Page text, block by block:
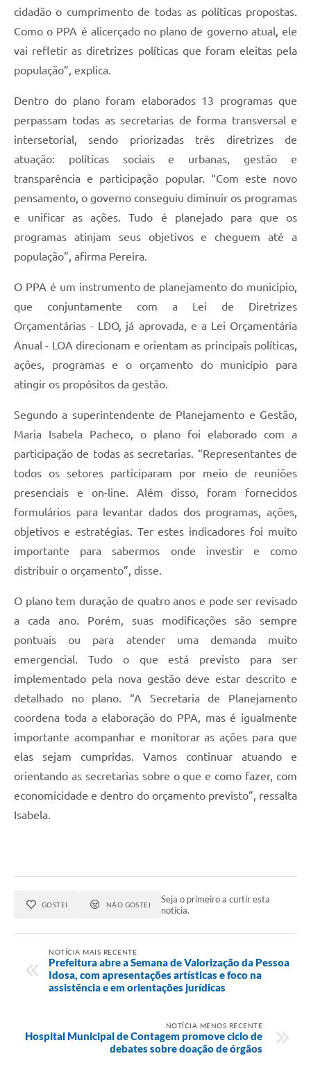
cidadão o cumprimento de todas as políticas propostas.
Como o PPA é alicerçado no plano de governo atual, ele
vai refletir as diretrizes políticas que foram eleitas pela
população”, explica.
Dentro do plano foram elaborados 13 programas que
perpassam todas as secretarias de forma transversal e
intersetorial, sendo priorizadas três diretrizes de
atuação: políticas sociais e urbanas, gestão e
transparência e participação popular. “Com este novo
pensamento, o governo conseguiu diminuir os programas
e unificar as ações. Tudo é planejado para que os
programas atinjam seus objetivos e cheguem até a
população”, afirma Pereira.
O PPA é um instrumento de planejamento do município,
que conjuntamente com a Lei de Diretrizes
Orçamentárias - LDO, já aprovada, e a Lei Orçamentária
Anual - LOA direcionam e orientam as principais políticas,
ações, programas e o orçamento do município para
atingir os propósitos da gestão.
Segundo a superintendente de Planejamento e Gestão,
Maria Isabela Pacheco, o plano foi elaborado com a
participação de todas as secretarias. “Representantes de
todos os setores participaram por meio de reuniões
presenciais e on-line. Além disso, foram fornecidos
formulários para levantar dados dos programas, ações,
objetivos e estratégias. Ter estes indicadores foi muito
importante para sabermos onde investir e como
distribuir o orçamento”, disse.
O plano tem duração de quatro anos e pode ser revisado
a cada ano. Porém, suas modificações são sempre
pontuais ou para atender uma demanda muito
emergencial. Tudo o que está previsto para ser
implementado pela nova gestão deve estar descrito e
detalhado no plano. “A Secretaria de Planejamento
coordena toda a elaboração do PPA, mas é igualmente
importante acompanhar e monitorar as ações para que
elas sejam cumpridas. Vamos continuar atuando e
orientando as secretarias sobre o que e como fazer, com
economicidade e dentro do orçamento previsto”, ressalta
Isabela.
GOSTEI NÃO GOSTEI
Seja o primeiro a curtir esta
notícia.
NOTÍCIA MAIS RECENTE
Prefeitura abre a Semana de Valorização da Pessoa
Idosa, com apresentações artísticas e foco na
assistência e em orientações jurídicas
NOTÍCIA MENOS RECENTE
Hospital Municipal de Contagem promove ciclo de
debates sobre doação de órgãos